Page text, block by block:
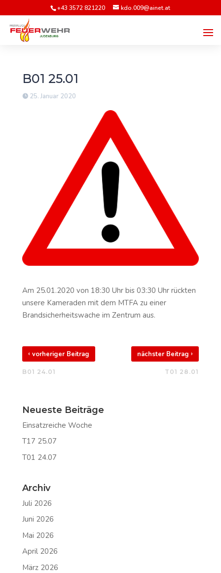
+43 3572 821220 kdo.009@ainet.at
B01 25.01
25. Januar 2020
Am 25.01.2020 von 18:30 Uhr bis 03:30 Uhr rückten
unsere Kameraden mit dem MTFA zu einer
Brandsicherheitswache im Zentrum aus.
‹ vorheriger Beitrag
B01 24.01
nächster Beitrag›
T01 28.01
Neueste Beiträge
Einsatzreiche Woche
T17 25.07
T01 24.07
Archiv
Juli 2026
Juni 2026
Mai 2026
April 2026
März 2026